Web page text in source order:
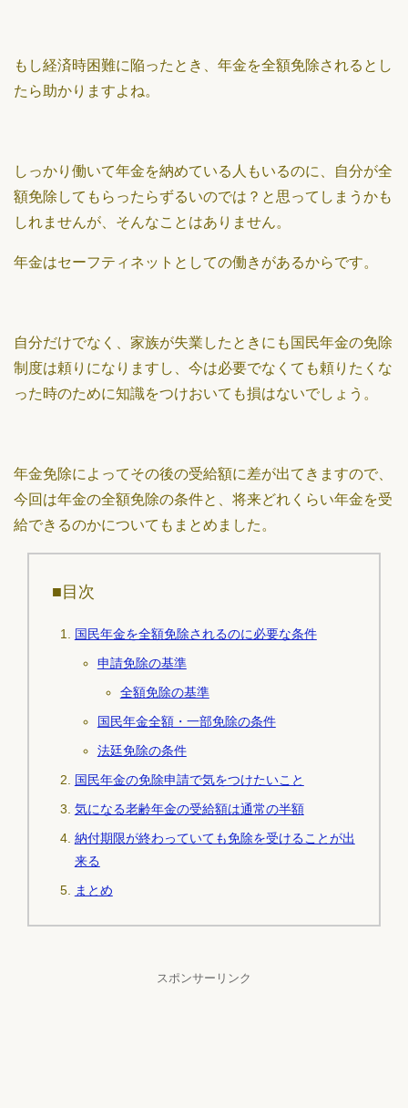
もし経済時困難に陥ったとき、年金を全額免除されるとし
たら助かりますよね。
しっかり働いて年金を納めている人もいるのに、自分が全
額免除してもらったらずるいのでは？と思ってしまうかも
しれませんが、そんなことはありません。
年金はセーフティネットとしての働きがあるからです。
自分だけでなく、家族が失業したときにも国民年金の免除
制度は頼りになりますし、今は必要でなくても頼りたくな
った時のために知識をつけおいても損はないでしょう。
年金免除によってその後の受給額に差が出てきますので、
今回は年金の全額免除の条件と、将来どれくらい年金を受
給できるのかについてもまとめました。
■目次
国民年金を全額免除されるのに必要な条件
申請免除の基準
全額免除の基準
国民年金全額・一部免除の条件
法廷免除の条件
国民年金の免除申請で気をつけたいこと
気になる老齢年金の受給額は通常の半額
納付期限が終わっていても免除を受けることが出
来る
まとめ
スポンサーリンク